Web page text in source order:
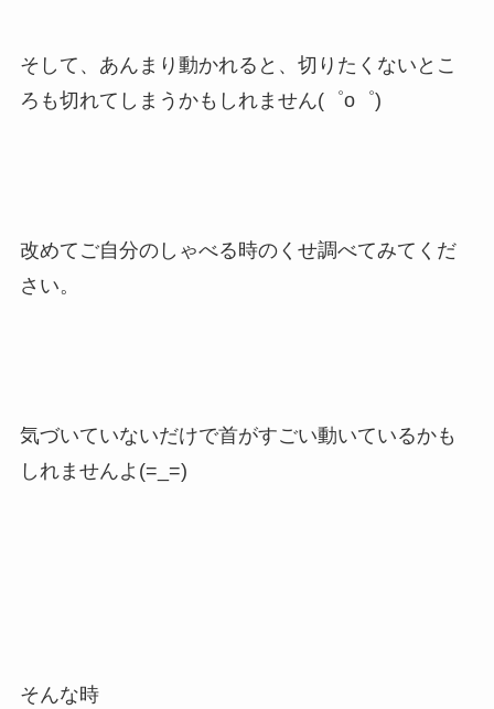
そして、あんまり動かれると、切りたくないとこ
ろも切れてしまうかもしれません(゜o゜)
改めてご自分のしゃべる時のくせ調べてみてくだ
さい。
気づいていないだけで首がすごい動いているかも
しれませんよ(=_=)
そんな時